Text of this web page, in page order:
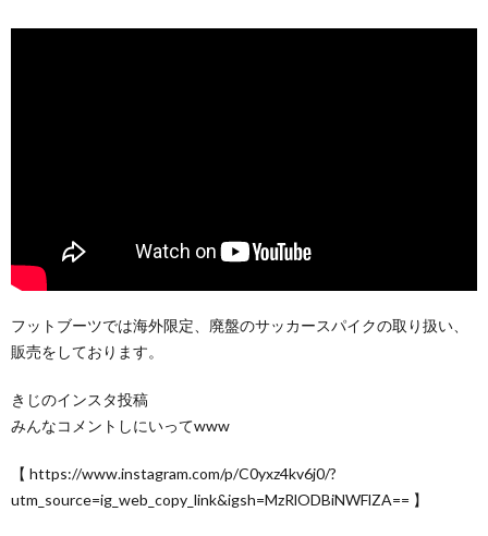
フットブーツでは海外限定、廃盤のサッカースパイクの取り扱い、
販売をしております。
きじのインスタ投稿
みんなコメントしにいってwww
【 https://www.instagram.com/p/C0yxz4kv6j0/?
utm_source=ig_web_copy_link&igsh=MzRlODBiNWFlZA== 】